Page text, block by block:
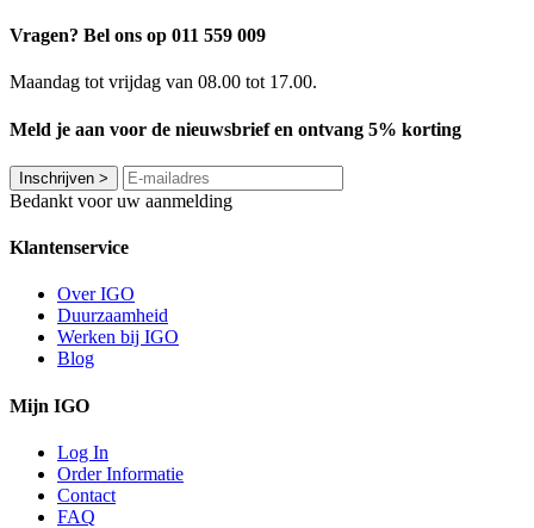
Vragen? Bel ons op 011 559 009
Maandag tot vrijdag van 08.00 tot 17.00.
Meld je aan voor de nieuwsbrief en ontvang 5% korting
Inschrijven >
Bedankt voor uw aanmelding
Klantenservice
Over IGO
Duurzaamheid
Werken bij IGO
Blog
Mijn IGO
Log In
Order Informatie
Contact
FAQ